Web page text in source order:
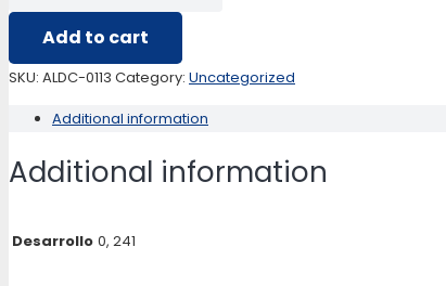
0113
TUBO
RECTANGULAR
¾
Add to cart
SKU: ALDC-0113 Category: Uncategorized
Additional information
Additional information
Desarrollo 0, 241